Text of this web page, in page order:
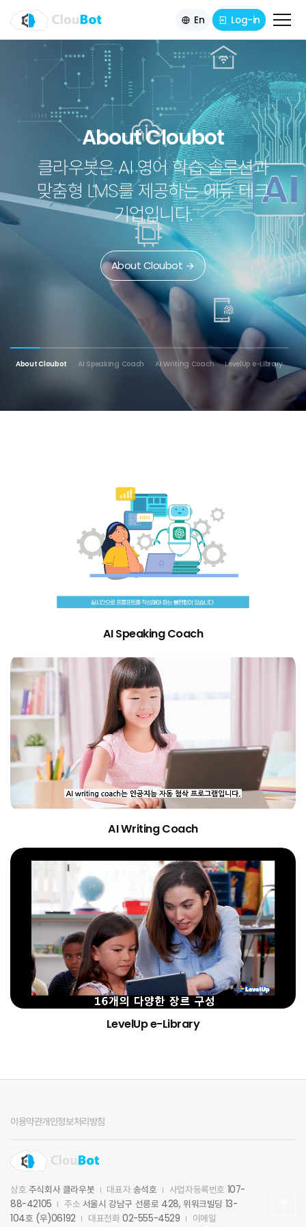
About Cloubot
Technology
News
Contact
En Log-in
About Cloubot
클라우봇은 AI 영어 학습 솔루션과
맞춤형 LMS를 제공하는 에듀 테크
기업입니다.
About Cloubot
AI Speaking Coach
Free Talking Solution & Voice
Technology
Watch the Video
AI Writing Coach
AI automatic correction Solution
Watch the Video
LevelUp e-Library
Digital reading platform by Rosen
Publishing
Watch the Video
About Cloubot AI Speaking Coach AI Writing Coach LevelUp e-Library
AI Speaking Coach
AI Writing Coach
LevelUp e-Library
이용약관개인정보처리방침
상호 주식회사 클라우봇 대표자송석호 사업자등록번호 107-
88-42105
주소 서울시 강남구 선릉로 428, 위워크빌딩 13-
104호 (우)06192
대표전화 02-555-4529
이메일